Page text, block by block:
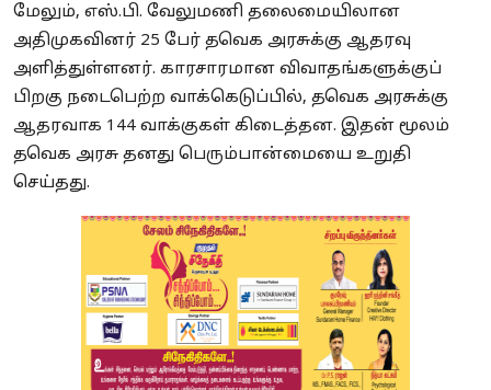
மேலும், எஸ்.பி. வேலுமணி தலைமையிலான
அதிமுகவினர் 25 பேர் தவெக அரசுக்கு ஆதரவு
அளித்துள்ளனர். காரசாரமான விவாதங்களுக்குப்
பிறகு நடைபெற்ற வாக்கெடுப்பில், தவெக அரசுக்கு
ஆதரவாக 144 வாக்குகள் கிடைத்தன. இதன் மூலம்
தவெக அரசு தனது பெரும்பான்மையை உறுதி
செய்தது.